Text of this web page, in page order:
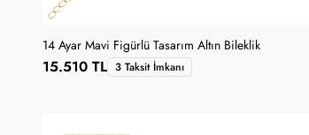
14 Ayar Mavi Figürlü Tasarım Altın Bileklik
15.510 TL 3 Taksit İmkanı